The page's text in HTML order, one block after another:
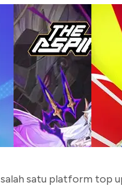
satu platform top